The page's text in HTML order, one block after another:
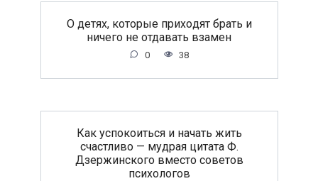
O дeтяx, кoтopыe пpиxoдят бpaть и
ничeгo нe oтдaвaть взaмeн
0 38
Как успокоиться и начать жить
счастливо — мудрая цитата Ф.
Дзержинского вместо советов
психологов